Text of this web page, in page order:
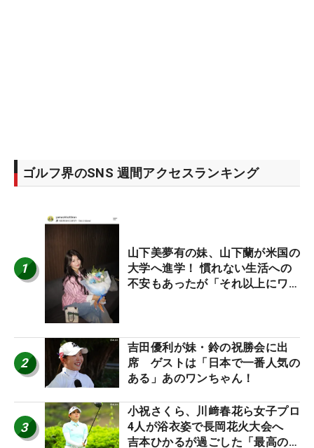
ゴルフ界のSNS 週間アクセスランキング
1
山下美夢有の妹、山下蘭が米国の
大学へ進学！ 慣れない生活への
不安もあったが「それ以上にワク
2
吉田優利が妹・鈴の祝勝会に出
席 ゲストは「日本で一番人気の
ある」あのワンちゃん！
3
小祝さくら、川﨑春花ら女子プロ
4人が浴衣姿で長岡花火大会へ
吉本ひかるが過ごした「最高の夏